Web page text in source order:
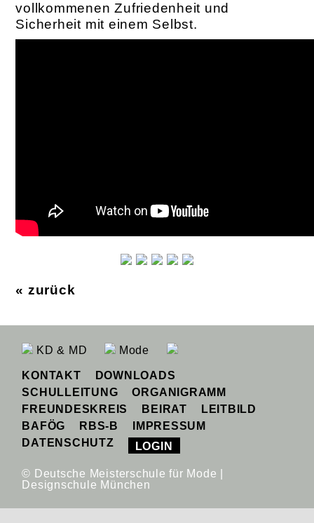
vollkommenen Zufriedenheit und
Sicherheit mit einem Selbst.
« zurück
KD & MD Mode
KONTAKT
DOWNLOADS
SCHULLEITUNG
ORGANIGRAMM
FREUNDESKREIS
BEIRAT
LEITBILD
BAFÖG
RBS-B
IMPRESSUM
DATENSCHUTZ
LOGIN
© Deutsche Meisterschule für Mode |
Designschule München